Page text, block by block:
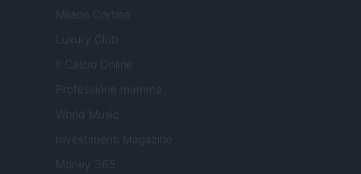
Milano Cortina
Luxury Club
Il Calcio Online
Professione mamma
World Music
Investimenti Magazine
Money 365